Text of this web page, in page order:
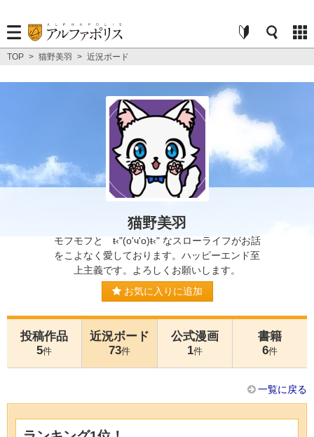
TOP > 猫野美羽 > 近況ボード
猫野美羽
モフモフと ŧ‹"(o'ч'o)ŧ‹" なスローライフがお話
をこよなく愛しております。ハッピーエンド至
上主義です。よろしくお願いします。
お気に入りに追加
投稿作品
5件
近況ボード
73件
公式漫画
1件
書籍
6件
一覧に戻る